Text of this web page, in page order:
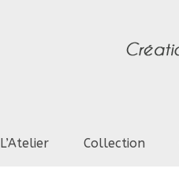
L’Atelier Collection